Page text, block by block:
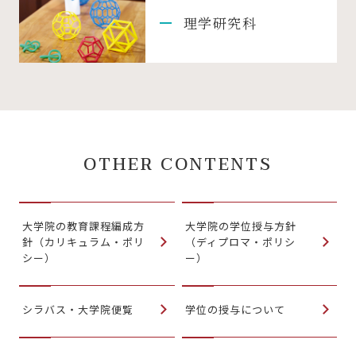
理学研究科
OTHER CONTENTS
大学院の教育課程編成方
針（カリキュラム・ポリ
シー）
大学院の学位授与方針
（ディプロマ・ポリシ
ー）
シラバス・大学院便覧 学位の授与について